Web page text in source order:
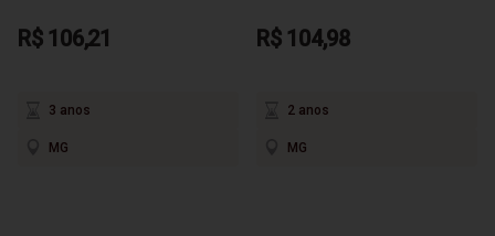
R$ 106,21
3 anos
MG
R$ 104,98
2 anos
MG